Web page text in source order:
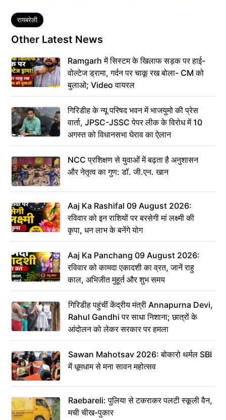
Tags
रायबरेली
Other Latest News
Ramgarh में सिस्टम के खिलाफ सड़क पर हाई-
वोल्टेज ड्रामा, गर्दन पर चाकू रख बोला- CM को
बुलाओ; Video वायरल
गिरिडीह के न्यू परिषद भवन में भाजयुमो की प्रेस
वार्ता, JPSC-JSSC पेपर लीक के विरोध में 10
अगस्त को विधानसभा घेराव का ऐलान
NCC प्रशिक्षण से युवाओं में बढ़ता है अनुशासन
और नेतृत्व का गुण: डॉ. जी.एन. खान
Aaj Ka Rashifal 09 August 2026:
रविवार को इन राशियों पर बरसेगी मां लक्ष्मी की
कृपा, धन लाभ के बनेंगे योग
Aaj Ka Panchang 09 August 2026:
रविवार को कामदा एकादशी का व्रत, जानें राहु
काल, अभिजीत मुहूर्त और शुभ समय
गिरिडीह पहुंचीं केंद्रीय मंत्री Annapurna Devi,
Rahul Gandhi पर साधा निशाना; छात्रों के
आंदोलन को लेकर सरकार पर हमला
Sawan Mahotsav 2026: बोकारो थर्मल SBI
में धूमधाम से मना सावन महोत्सव
Raebareli: पुलिया से टकराकर पलटी स्कूली वैन,
मची चीख-पुकार